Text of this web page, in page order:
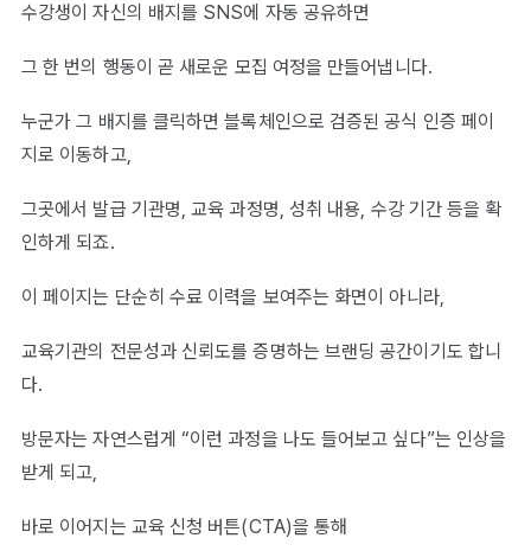
수강생이 자신의 배지를 SNS에 자동 공유하면
그 한 번의 행동이 곧 새로운 모집 여정을 만들어냅니다.
누군가 그 배지를 클릭하면 블록체인으로 검증된 공식 인증 페이
지로 이동하고,
그곳에서 발급 기관명, 교육 과정명, 성취 내용, 수강 기간 등을 확
인하게 되죠.
이 페이지는 단순히 수료 이력을 보여주는 화면이 아니라,
교육기관의 전문성과 신뢰도를 증명하는 브랜딩 공간이기도 합니
다.
방문자는 자연스럽게 “이런 과정을 나도 들어보고 싶다”는 인상을
받게 되고,
바로 이어지는 교육 신청 버튼(CTA)을 통해